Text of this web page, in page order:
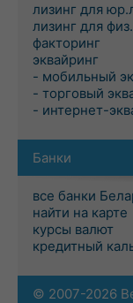
лизинг для
лизинг для
факторинг
эквайринг
- мобильный
- торговый
- интернет-
Банки
все банки
найти на карте
курсы валют
кредитный
© 2007-2026